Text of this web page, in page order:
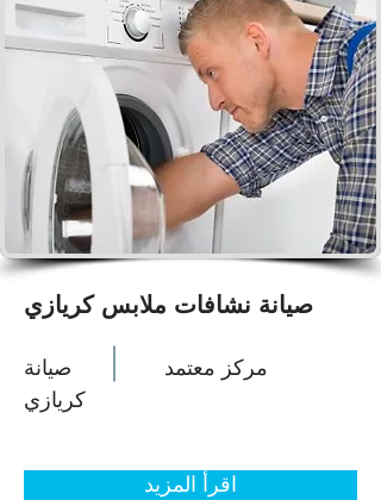
صيانة نشافات ملابس كريازي
صيانة
كريازي
مركز معتمد
اقرأ المزيد